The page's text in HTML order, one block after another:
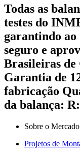
Todas as
testes do
garantindo
seguro e
Brasileiras
Garantia de
fabricação
da balança:
Sobre o
Projetos de